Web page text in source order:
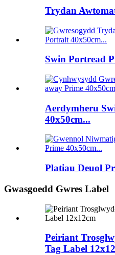
Trydan
Swin Portread
Aerdymheru
40x50cm...
Platiau Deuol
Gwasgoedd Gwres Label
Peiriant
Tag Label